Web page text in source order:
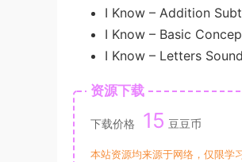
I Know – Addition
I Know – Basic
I Know – Letters
资源下载
下载价格 15 豆豆币
本站资源均来源于网络，仅限学